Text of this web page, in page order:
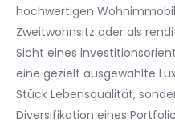
hochwertigen
Zweitwohnsitz oder als
Sicht eines
eine gezielt ausgewählte
Stück Lebensqualität,
Diversifikation eines